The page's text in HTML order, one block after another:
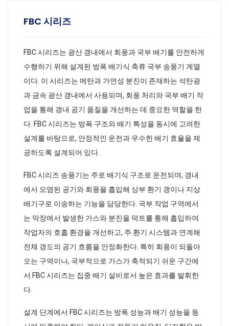
FBC 시리즈
FBC 시리즈는 광산 갱내에서 회풍과 국부 배기를 안전하게
수행하기 위해 설계된 방폭 배기식 축류 국부 송풍기 계열
이다. 이 시리즈는 메탄과 가연성 분진이 존재하는 석탄광
과 금속 광산 갱내에서 사용되며, 회풍 처리와 국부 배기 작
업을 통해 갱내 공기 품질을 개선하는 데 중요한 역할을 한
다. FBC 시리즈는 방폭 구조와 배기 특성을 동시에 고려한
설계를 바탕으로, 안정적인 운전과 우수한 배기 효율을 제
공하도록 설계되어 있다.
FBC 시리즈 송풍기는 주로 배기식 구조로 운전되며, 갱내
에서 오염된 공기와 회풍을 흡입해 상부 환기 갱이나 지상
배기구로 이송하는 기능을 담당한다. 국부 작업 구역에서
는 막장에서 발생한 가스와 분진을 덕트를 통해 흡입하여
작업자의 호흡 환경을 개선하고, 주 환기 시스템과 연계해
전체 갱도의 공기 흐름을 안정화한다. 특히 회풍이 되돌아
오는 구역이나, 국부적으로 가스가 축적되기 쉬운 구간에
서 FBC 시리즈는 집중 배기 설비로서 높은 효과를 발휘한
다.
설계 단계에서 FBC 시리즈는 방폭 성능과 배기 성능을 동